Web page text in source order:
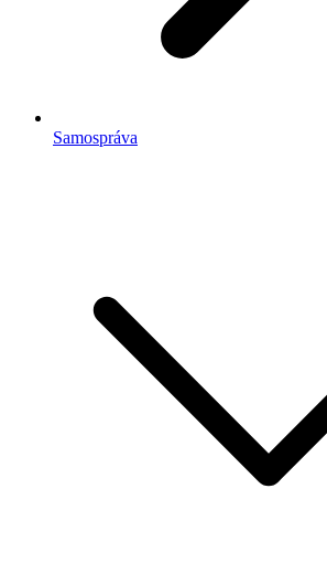
Samospráva